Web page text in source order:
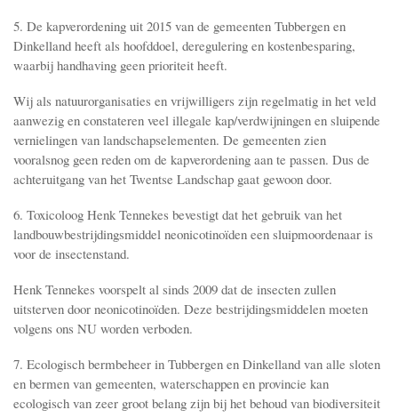
5. De kapverordening uit 2015 van de gemeenten Tubbergen en
Dinkelland heeft als hoofddoel, deregulering en kostenbesparing,
waarbij handhaving geen prioriteit heeft.
Wij als natuurorganisaties en vrijwilligers zijn regelmatig in het veld
aanwezig en constateren veel illegale kap/verdwijningen en sluipende
vernielingen van landschapselementen. De gemeenten zien
vooralsnog geen reden om de kapverordening aan te passen. Dus de
achteruitgang van het Twentse Landschap gaat gewoon door.
6. Toxicoloog Henk Tennekes bevestigt dat het gebruik van het
landbouwbestrijdingsmiddel neonicotinoïden een sluipmoordenaar is
voor de insectenstand.
Henk Tennekes voorspelt al sinds 2009 dat de insecten zullen
uitsterven door neonicotinoïden. Deze bestrijdingsmiddelen moeten
volgens ons NU worden verboden.
7. Ecologisch bermbeheer in Tubbergen en Dinkelland van alle sloten
en bermen van gemeenten, waterschappen en provincie kan
ecologisch van zeer groot belang zijn bij het behoud van biodiversiteit